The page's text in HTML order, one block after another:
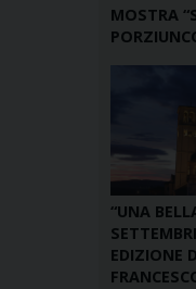
MOSTRA
“UNA
EDIZIONE